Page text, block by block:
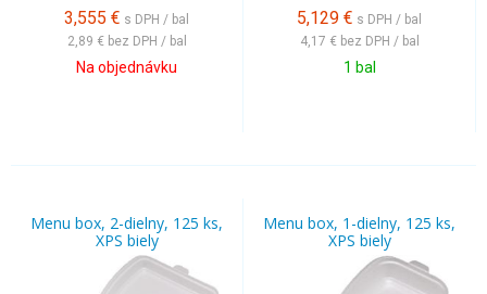
3,555 € s DPH / bal
2,89 € bez DPH / bal
Na objednávku
5,129 € s DPH / bal
4,17 € bez DPH / bal
1 bal
Menu box, 2-dielny, 125 ks,
XPS biely
Menu box, 1-dielny, 125 ks,
XPS biely